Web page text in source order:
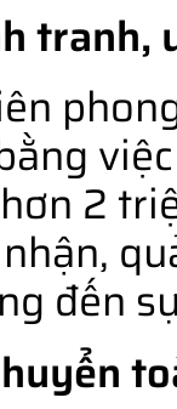
tranh,
2
đến